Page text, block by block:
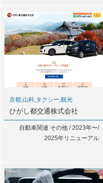
京都,山科,タクシー,観光
ひがし都交通株式会社
自動車関連 その他 / 2023年〜/
2025年リニューアル